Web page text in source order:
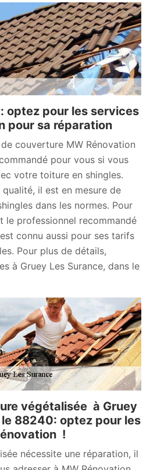
optez pour les services
pour sa réparation
couverture MW Rénovation
pour vous si vous
votre toiture en shingles.
il est en mesure de
dans les normes. Pour
le professionnel recommandé
connu aussi pour ses tarifs
Pour plus de détails,
à Gruey Les Surance, dans le
végétalisée à Gruey
le 88240: optez pour les
!
nécessite une réparation, il